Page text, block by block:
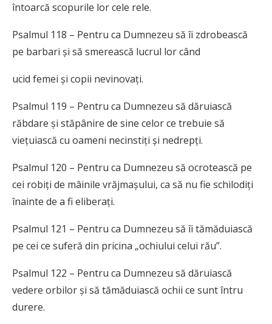
întoarcă scopurile lor cele rele.
Psalmul 118 – Pentru ca Dumnezeu să îi zdrobească
pe barbari și să smerească lucrul lor când
ucid femei și copii nevinovați.
Psalmul 119 – Pentru ca Dumnezeu să dăruiască
răbdare și stăpânire de sine celor ce trebuie să
viețuiască cu oameni necinstiți și nedrepți.
Psalmul 120 – Pentru ca Dumnezeu să ocrotească pe
cei robiți de mâinile vrăjmașului, ca să nu fie schilodiți
înainte de a fi eliberați.
Psalmul 121 – Pentru ca Dumnezeu să îi tămăduiască
pe cei ce suferă din pricina „ochiului celui rău”.
Psalmul 122 – Pentru ca Dumnezeu să dăruiască
vedere orbilor și să tămăduiască ochii ce sunt întru
durere.